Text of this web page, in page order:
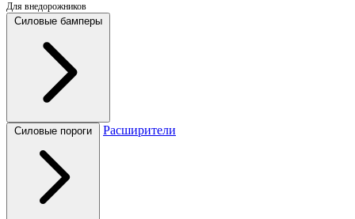
Для внедорожников
Силовые бамперы
Силовые пороги Расширители